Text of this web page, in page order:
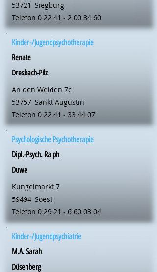
53721 Siegburg
Telefon 0 22 41 - 2 00 34 60
Kinder-/Jugendpsychotherapie
Renate
Dresbach-Pilz
An den Weiden 7c
53757 Sankt Augustin
Telefon 0 22 41 - 33 44 07
Psychologische Psychotherapie
Dipl.-Psych. Ralph
Duwe
Kungelmarkt 7
59494 Soest
Telefon 0 29 21 - 6 60 03 04
Kinder-/Jugendpsychiatrie
M.A. Sarah
Düsenberg